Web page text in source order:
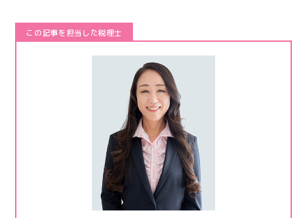
この記事を担当した税理士